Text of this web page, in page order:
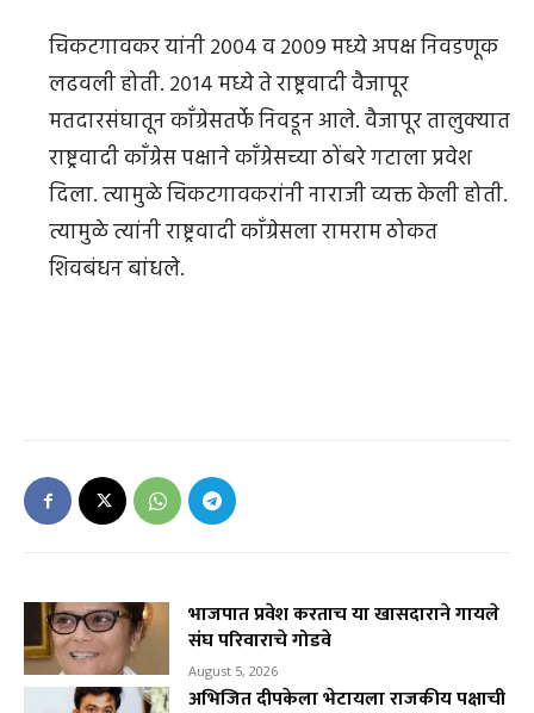
​​​​​​​चिकटगावकर यांनी २००४ व २००९ मध्ये अपक्ष निवडणूक
लढवली होती. २०१४ मध्ये ते राष्ट्रवादी वैजापूर
मतदारसंघातून काँग्रेसतर्फे निवडून आले. वैजापूर तालुक्यात
राष्ट्रवादी काँग्रेस पक्षाने काँग्रेसच्या ठोंबरे गटाला प्रवेश
दिला. त्यामुळे चिकटगावकरांनी नाराजी व्यक्त केली होती.
त्यामुळे त्यांनी राष्ट्रवादी काँग्रेसला रामराम ठोकत
शिवबंधन बांधले.
भाजपात प्रवेश करताच या खासदाराने गायले
संघ परिवाराचे गोडवे
August 5, 2026
अभिजित दीपकेला भेटायला राजकीय पक्षाची